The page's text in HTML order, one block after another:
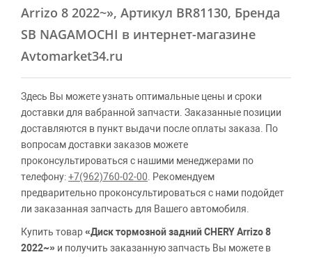
Arrizo 8 2022~», Артикул BR81130, Бренда
SB NAGAMOCHI в интернет-магазине
Avtomarket34.ru
Здесь Вы можете узнать оптимальные цены и сроки
доставки для вабранной запчасти. Заказанные позиции
доставляются в пункт выдачи после оплаты заказа. По
вопросам доставки заказов можете
проконсультироваться с нашими менеджерами по
телефону:+7(962)760-02-00 . Рекомендуем
предварительно проконсультироваться с нами подойдет
ли заказанная запчасть для Вашего автомобиля.
Купить товар«Диск тормозной задний CHERY Arrizo 8
2022~» и получить заказанную запчасть Вы можете в